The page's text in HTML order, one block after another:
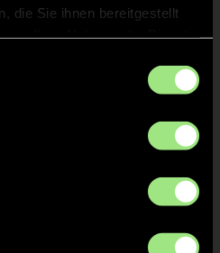
die Sie ihnen bereitgestellt
= Ersatztorwart, K = Kapitän